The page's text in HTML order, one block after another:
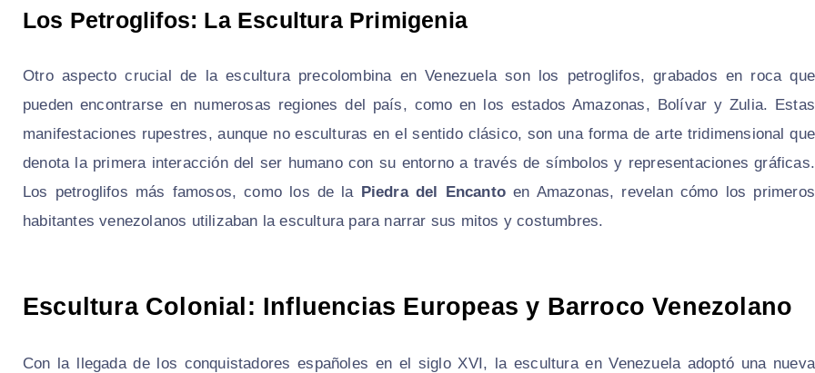
Los Petroglifos: La Escultura Primigenia
Otro aspecto crucial de la escultura precolombina en Venezuela son los petroglifos, grabados en roca que
pueden encontrarse en numerosas regiones del país, como en los estados Amazonas, Bolívar y Zulia. Estas
manifestaciones rupestres, aunque no esculturas en el sentido clásico, son una forma de arte tridimensional que
denota la primera interacción del ser humano con su entorno a través de símbolos y representaciones gráficas.
Los petroglifos más famosos, como los de la Piedra del Encanto en Amazonas, revelan cómo los primeros
habitantes venezolanos utilizaban la escultura para narrar sus mitos y costumbres.
Escultura Colonial: Influencias Europeas y Barroco Venezolano
Con la llegada de los conquistadores españoles en el siglo XVI, la escultura en Venezuela adoptó una nueva